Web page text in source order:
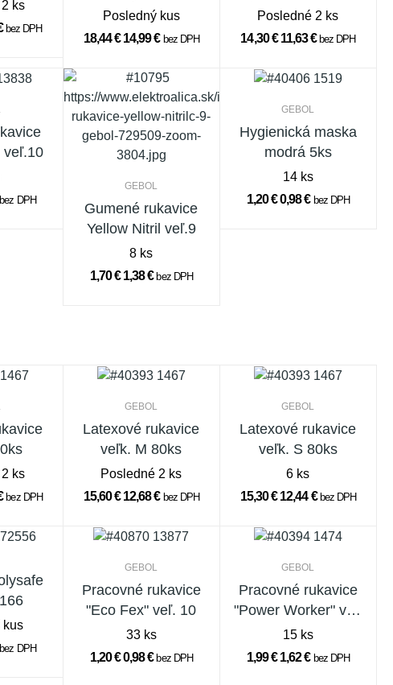
ks
bez DPH
Posledný kus
18,44 €14,99 € bez DPH
BIELA
Posledné 2 ks
14,30 €11,63 €bez DPH
veľ.10
bez DPH
GEBOL
Gumené rukavice
Yellow Nitril veľ.9
8 ks
1,70 €1,38 €bez DPH
GEBOL
Hygienická maska
modrá 5ks
14 ks
1,20 €0,98 € bez DPH
ks
bez DPH
GEBOL
Latexové rukavice
veľk. M 80ks
Posledné 2 ks
15,60 €12,68 € bez DPH
GEBOL
Latexové rukavice
veľk. S 80ks
6 ks
15,30 €12,44 € bez DPH
kus
bez DPH
GEBOL
Pracovné rukavice
"Eco Fex" veľ. 10
33 ks
1,20 €0,98 €bez DPH
GEBOL
Pracovné rukavice
"Power Worker" veľ.
9
15 ks
1,99 €1,62 € bez DPH